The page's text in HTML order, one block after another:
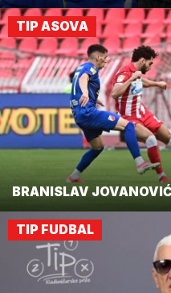
TIP ASOVA
BRANISLAV
TIP FUDBAL